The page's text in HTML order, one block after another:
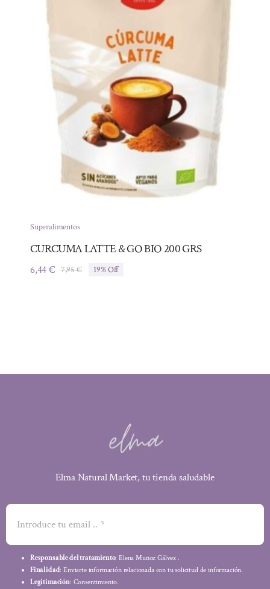
Superalimentos
CURCUMA LATTE & GO BIO 200 GRS
7,95€El
6,44€
El
19% Off
Elma Natural Market, tu tienda saludable
Responsable del tratamiento: Elena Muñoz Gálvez .
Finalidad: Enviarte información relacionada con tu solicitud de información.
Legitimación: Consentimiento.